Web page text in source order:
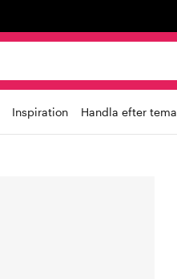
Inspiration Handla efter tema